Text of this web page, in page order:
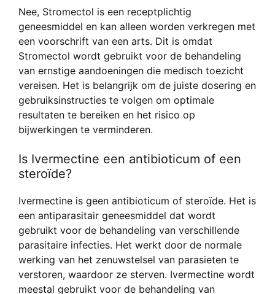
Nee, Stromectol is een receptplichtig
geneesmiddel en kan alleen worden verkregen met
een voorschrift van een arts. Dit is omdat
Stromectol wordt gebruikt voor de behandeling
van ernstige aandoeningen die medisch toezicht
vereisen. Het is belangrijk om de juiste dosering en
gebruiksinstructies te volgen om optimale
resultaten te bereiken en het risico op
bijwerkingen te verminderen.
Is Ivermectine een antibioticum of een
steroïde?
Ivermectine is geen antibioticum of steroïde. Het is
een antiparasitair geneesmiddel dat wordt
gebruikt voor de behandeling van verschillende
parasitaire infecties. Het werkt door de normale
werking van het zenuwstelsel van parasieten te
verstoren, waardoor ze sterven. Ivermectine wordt
meestal gebruikt voor de behandeling van